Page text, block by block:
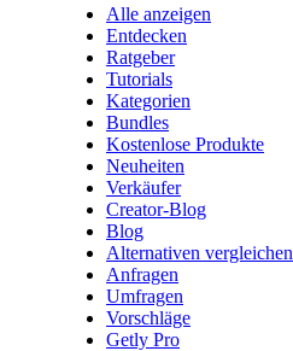
Alle anzeigen
Entdecken
Ratgeber
Tutorials
Kategorien
Bundles
Kostenlose Produkte
Neuheiten
Verkäufer
Creator-Blog
Blog
Alternativen vergleichen
Anfragen
Umfragen
Vorschläge
Getly Pro